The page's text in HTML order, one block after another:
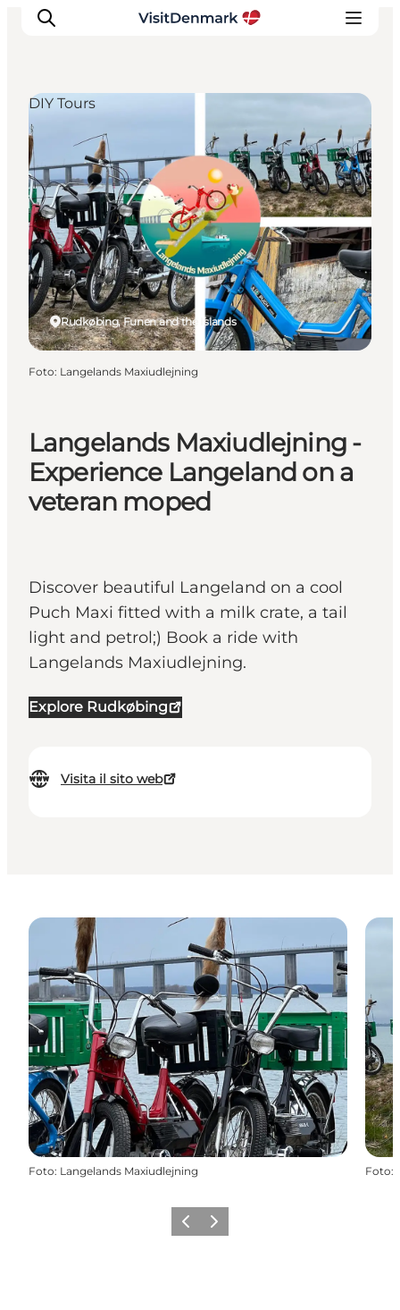
Ispirazioni
Dove andare
Cosa fare
Dove dormire
Pianifica il viaggio
Langelands Maxiudlejning -
Experience Langeland on a
veteran moped
Discover beautiful Langeland on a cool
Puch Maxi fitted with a milk crate, a tail
light and petrol;) Book a ride with
Langelands Maxiudlejning.
Explore Rudkøbing
Visita il sito web
Rudkøbing, Funen and the Islands
DIY Tours
Foto: Langelands Maxiudlejning
Foto: Langelands Maxiudlejning Foto:
Precedente
Avanti